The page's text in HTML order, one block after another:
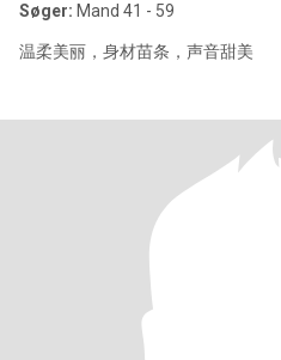
Søger: Mand 41 - 59
温柔美丽，身材苗条，声音甜美